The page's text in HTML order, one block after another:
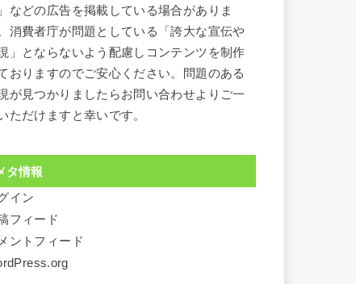
などの広告を掲載している場合がありま
消費者庁が問題としている「誇大な宣伝や
」とならないよう配慮しコンテンツを制作
おりますのでご安心ください。問題のある
が見つかりましたらお問い合わせよりご一
ただけますと幸いです。
タ情報
イン
フィード
ントフィード